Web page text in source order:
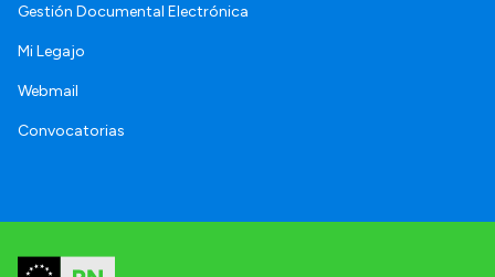
Gestión Documental Electrónica
Mi Legajo
Webmail
Convocatorias